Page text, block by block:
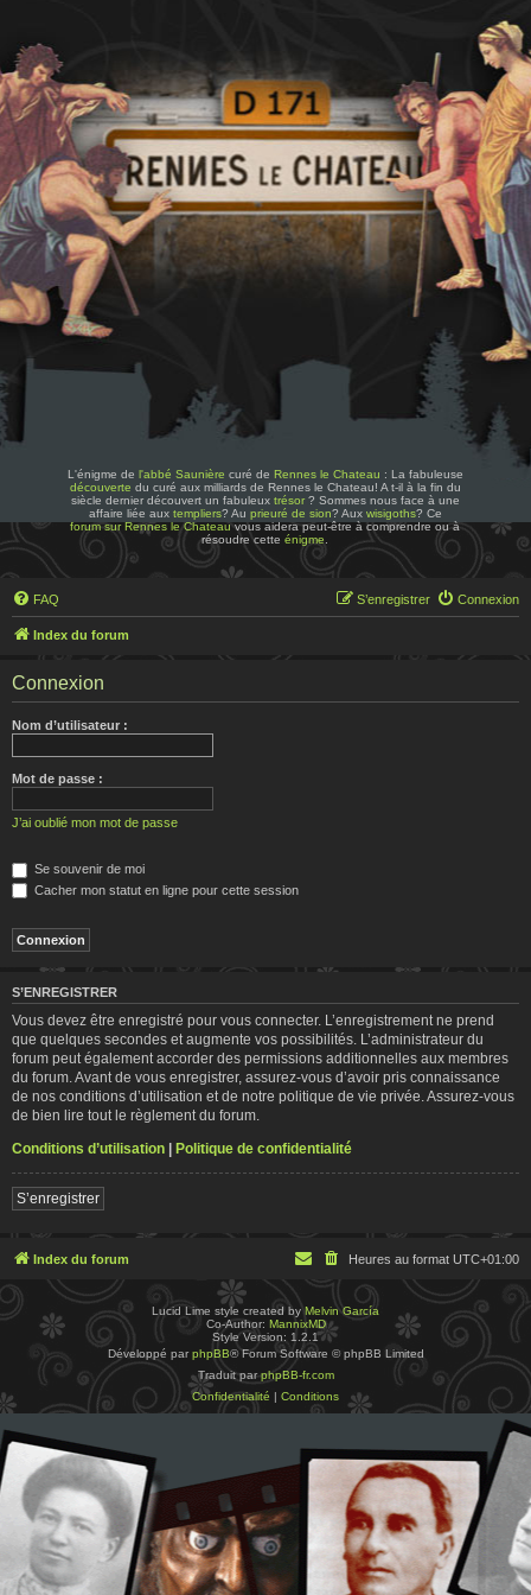
L'énigme de l'abbé Saunière curé de Rennes le Chateau : La fabuleuse
découverte du curé aux milliards de Rennes le Chateau! A t-il à la fin du
siècle dernier découvert un fabuleux trésor? Sommes nous face à une
affaire liée aux templiers? Au prieuré de sion? Aux wisigoths? Ce
forum sur Rennes le Chateauvous aidera peut-être à comprendre ou à
résoudre cetteénigme
FAQ Connexion
S’enregistrer
Index du forum
Connexion
Nom d’utilisateur :
Mot de passe :
J’ai oublié mon mot de passe
Se souvenir de moi
Cacher mon statut en ligne pour cette session
S’ENREGISTRER
Vous devez être enregistré pour vous connecter. L’enregistrement ne prend
que quelques secondes et augmente vos possibilités. L’administrateur du
forum peut également accorder des permissions additionnelles aux membres
du forum. Avant de vous enregistrer, assurez-vous d’avoir pris connaissance
de nos conditions d’utilisation et de notre politique de vie privée. Assurez-vous
de bien lire tout le règlement du forum.
Conditions d’utilisation | Politique de confidentialité
S’enregistrer
Index du forum Heures au format UTC+01:00
Lucid Lime style created byMelvin García
Co-Author: MannixMD
Style Version: 1.2.1
Développé par phpBB® Forum Software © phpBB Limited
Traduit parphpBB-fr.com
Confidentialité | Conditions